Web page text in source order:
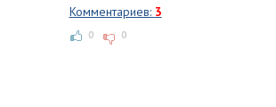
Комментариев: 3
0 0